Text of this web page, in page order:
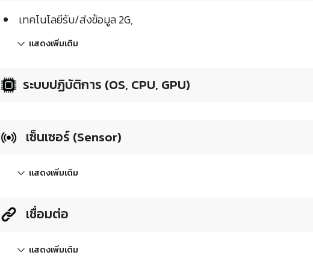
เทคโนโลยีรับ/ส่งข้อมูล 2G,
แสดงเพิ่มเติม
ระบบปฏิบัติการ (OS, CPU, GPU)
เซ็นเซอร์ (Sensor)
แสดงเพิ่มเติม
เชื่อมต่อ
แสดงเพิ่มเติม